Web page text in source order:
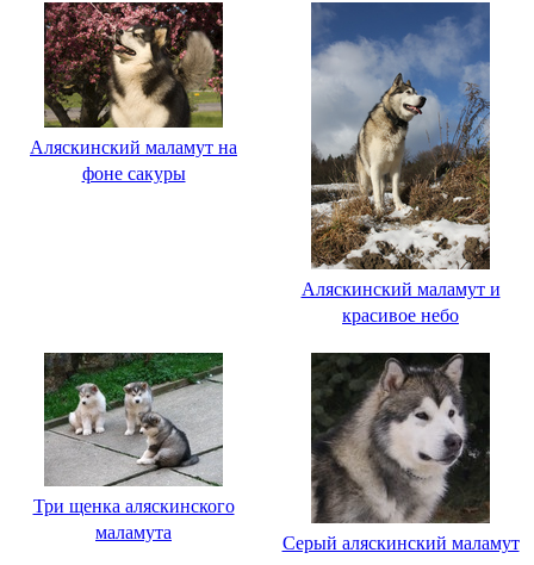
Аляскинский маламут на
фоне сакуры
Аляскинский маламут и
красивое небо
Три щенка аляскинского
маламута
Серый аляскинский маламут